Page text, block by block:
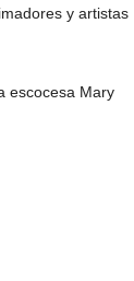
y artistas
escocesa Mary